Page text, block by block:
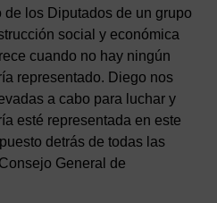
los Diputados de un grupo
social y económica
cuando no hay ningún
representado. Diego nos
a cabo para luchar y
esté representada en este
detrás de todas las
General de